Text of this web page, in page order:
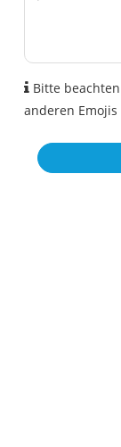
Bitte
anderen